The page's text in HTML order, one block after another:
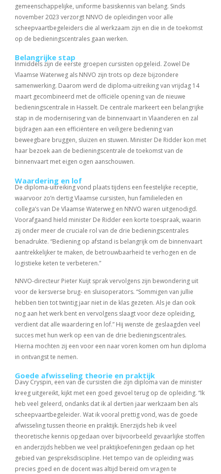
gemeenschappelijke, uniforme basiskennis van belang. Sinds
november 2023 verzorgt NNVO de opleidingen voor alle
scheepvaartbegeleiders die al werkzaam zijn en die in de toekomst
op de bedieningscentrales gaan werken.
Belangrijke stap
Inmiddels zijn de eerste groepen cursisten opgeleid. Zowel De
Vlaamse Waterweg als NNVO zijn trots op deze bijzondere
samenwerking. Daarom werd de diploma-uitreiking van vrijdag 14
maart gecombineerd met de officiële opening van de nieuwe
bedieningscentrale in Hasselt. De centrale markeert een belangrijke
stap in de modernisering van de binnenvaart in Vlaanderen en zal
bijdragen aan een efficiëntere en veiligere bediening van
beweegbare bruggen, sluizen en stuwen. Minister De Ridder kon met
haar bezoek aan de bedieningscentrale de toekomst van de
binnenvaart met eigen ogen aanschouwen.
Waardering en lof
De diploma-uitreiking vond plaats tijdens een feestelijke receptie,
waarvoor zo’n dertig Vlaamse cursisten, hun familieleden en
collega’s van De Vlaamse Waterweg en NNVO waren uitgenodigd.
Voorafgaand hield minister De Ridder een korte toespraak, waarin
zij onder meer de cruciale rol van de drie bedieningscentrales
benadrukte. “Bediening op afstand is belangrijk om de binnenvaart
aantrekkelijker te maken, de betrouwbaarheid te verhogen en de
logistieke keten te verbeteren.”
NNVO-directeur Pieter Kuijt sprak vervolgens zijn bewondering uit
voor de kersverse brug- en sluisoperators. “Sommigen van jullie
hebben tien tot twintig jaar niet in de klas gezeten. Als je dan ook
nog aan het werk bent en vervolgens slaagt voor deze opleiding,
verdient dat alle waardering en lof.” Hij wenste de geslaagden veel
succes met hun werk op een van de drie bedieningscentrales.
Hierna mochten zij een voor een naar voren komen om hun diploma
in ontvangst te nemen.
Goede afwisseling theorie en praktijk
Davy Cryspin, een van de cursisten die zijn diploma van de minister
kreeg uitgereikt, kijkt met een goed gevoel terug op de opleiding. “Ik
heb veel geleerd, ondanks dat ik al dertien jaar werkzaam ben als
scheepvaartbegeleider. Wat ik vooral prettig vond, was de goede
afwisseling tussen theorie en praktijk. Enerzijds heb ik veel
theoretische kennis opgedaan over bijvoorbeeld gevaarlijke stoffen
en anderzijds hebben we veel praktijkoefeningen gedaan op het
gebied van gespreksdiscipline. Het tempo van de opleiding was
precies goed en de docent was altijd bereid om vragen te